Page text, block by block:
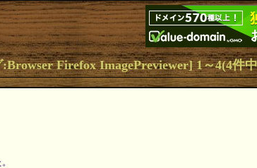
Firefox ImagePreviewer] 1～4(4件